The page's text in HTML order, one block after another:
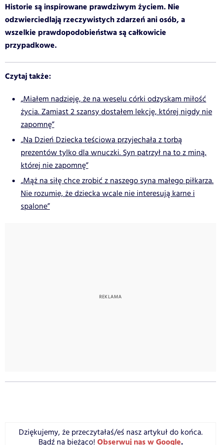
Historie są inspirowane prawdziwym życiem. Nie
odzwierciedlają rzeczywistych zdarzeń ani osób, a
wszelkie prawdopodobieństwa są całkowicie
przypadkowe.
Czytaj także:
„Miałem nadzieję, że na weselu córki odzyskam miłość
życia. Zamiast 2 szansy dostałem lekcję, której nigdy nie
zapomnę”
„Na Dzień Dziecka teściowa przyjechała z torbą
prezentów tylko dla wnuczki. Syn patrzył na to z miną,
której nie zapomnę”
„Mąż na siłę chce zrobić z naszego syna małego piłkarza.
Nie rozumie, że dziecka wcale nie interesują karne i
spalone”
Dziękujemy, że przeczytałaś/eś nasz artykuł do końca.
Bądź na bieżąco! Obserwuj nas w Google.